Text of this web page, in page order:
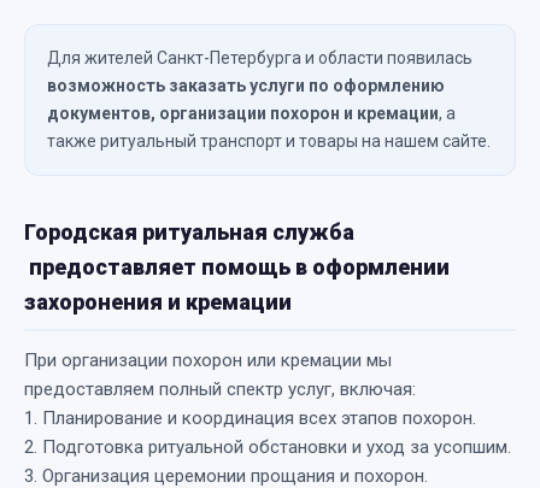
Для жителей Санкт-Петербурга и области появилась
возможность заказать услуги по оформлению
документов, организации похорон и кремации, а
также ритуальный транспорт и товары на нашем сайте.
Городская ритуальная служба
предоставляет помощь в оформлении
захоронения и кремации
При организации похорон или кремации мы
предоставляем полный спектр услуг, включая:
1. Планирование и координация всех этапов похорон.
2. Подготовка ритуальной обстановки и уход за усопшим.
3. Организация церемонии прощания и похорон.